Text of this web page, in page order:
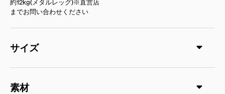
約12kg(メタルレッグ)※直営店
までお問い合わせください
サイズ
素材